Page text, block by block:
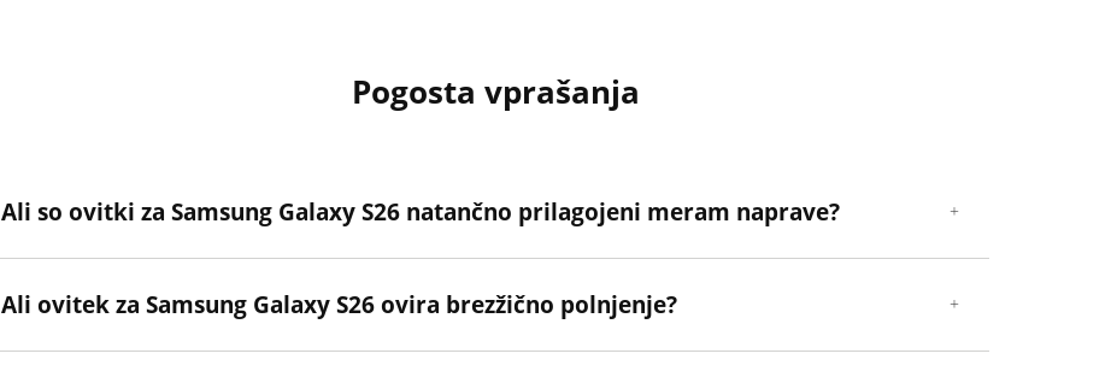
Pogosta vprašanja
Ali so ovitki za Samsung Galaxy S26 natančno prilagojeni meram naprave?
Ali ovitek za Samsung Galaxy S26 ovira brezžično polnjenje?